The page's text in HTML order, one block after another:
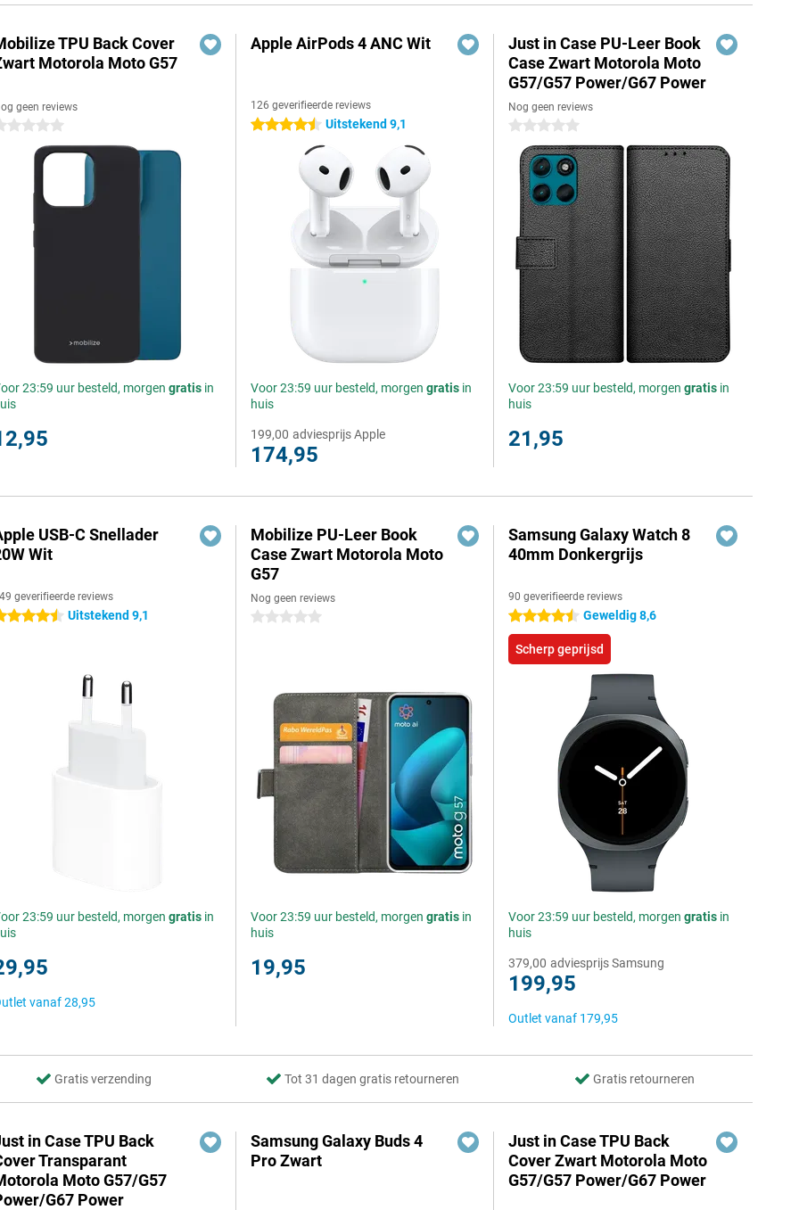
TPU Back Cover
Motorola Moto G57
geen reviews
sterren
23:59 uur besteld, morgen gratis in
Apple AirPods 4 ANC Wit
126 geverifieerde reviews
4.5 sterren Uitstekend 9,1
Voor 23:59 uur besteld, morgengratis in
huis
199,00 adviesprijs Apple
174,95
Just in Case PU-Leer Book
Case Zwart Motorola Moto
G57/G57 Power/G67 Power
Nog geen reviews
0 sterren
Voor 23:59 uur besteld, morgengratis in
huis
21,95
USB-C Snellader
Wit
geverifieerde reviews
sterren Uitstekend 9,1
23:59 uur besteld, morgen gratis in
vanaf28,95
Mobilize PU-Leer Book
Case Zwart Motorola Moto
G57
Nog geen reviews
0 sterren
Voor 23:59 uur besteld, morgengratis in
huis
19,95
Samsung Galaxy Watch 8
40mm Donkergrijs
90 geverifieerde reviews
4.5 sterren Geweldig 8,6
Scherp geprijsd
Voor 23:59 uur besteld, morgengratis in
huis
379,00 adviesprijs Samsung
199,95
Outlet vanaf 179,95
Gratis verzending Tot 31 dagen gratis retourneren Gratis retourneren
in Case TPU Back
Transparant
Moto G57/G57
G67 Power
Samsung Galaxy Buds 4
Pro Zwart
Just in Case TPU Back
Cover Zwart Motorola Moto
G57/G57 Power/G67 Power